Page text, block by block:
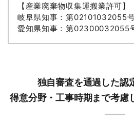
【産業廃棄物収集運搬業許可】
岐阜県知事：第02101032055
愛知県知事：第02300032055
独自審査を通過した認
得意分野・工事時期まで考慮